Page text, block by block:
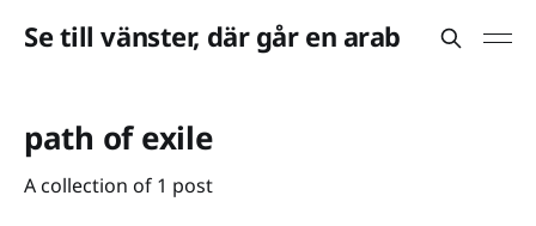
Se till vänster, där går en arab
path of exile
A collection of 1 post